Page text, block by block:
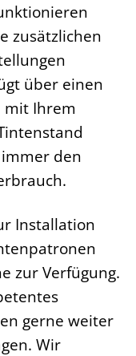
zusätzlichen
über einen
mit Ihrem
den
Installation
zur Verfügung.
gerne weiter
Wir